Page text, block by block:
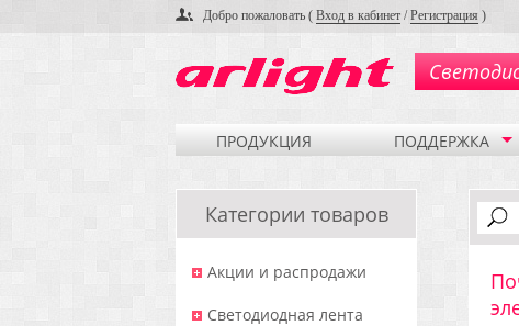
Добро пожаловать ( Вход в кабинет /Регистрация )
ПРОДУКЦИЯ ПОДДЕРЖКА
Категории товаров
Акции и распродажи
Светодиодная лента